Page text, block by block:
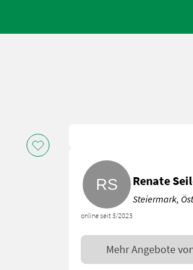
online seit 3/2023
Renate
Steiermark,
Mehr Angebote